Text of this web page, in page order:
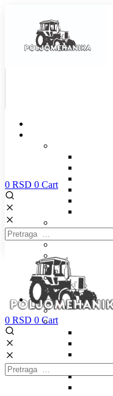
0 RSD 0 Cart
0 RSD 0 Cart